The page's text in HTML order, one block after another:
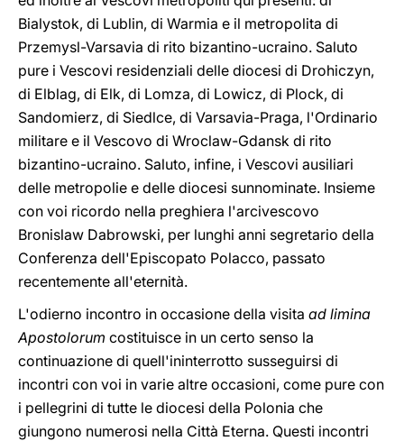
Bialystok, di Lublin, di Warmia e il metropolita di
Przemysl-Varsavia di rito bizantino-ucraino. Saluto
pure i Vescovi residenziali delle diocesi di Drohiczyn,
di Elblag, di Elk, di Lomza, di Lowicz, di Plock, di
Sandomierz, di Siedlce, di Varsavia-Praga, l'Ordinario
militare e il Vescovo di Wroclaw-Gdansk di rito
bizantino-ucraino. Saluto, infine, i Vescovi ausiliari
delle metropolie e delle diocesi sunnominate. Insieme
con voi ricordo nella preghiera l'arcivescovo
Bronislaw Dabrowski, per lunghi anni segretario della
Conferenza dell'Episcopato Polacco, passato
recentemente all'eternità.
L'odierno incontro in occasione della visita ad limina
Apostolorum costituisce in un certo senso la
continuazione di quell'ininterrotto susseguirsi di
incontri con voi in varie altre occasioni, come pure con
i pellegrini di tutte le diocesi della Polonia che
giungono numerosi nella Città Eterna. Questi incontri